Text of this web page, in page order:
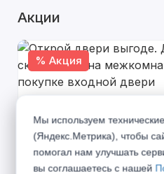
Акции
% Акция
Мы используем
(Яндекс.Метрика), чтобы
помогал нам улучшать
вы соглашаетесь с нашей